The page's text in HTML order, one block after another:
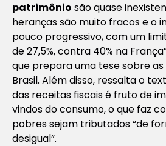
patrimônio são quase
heranças são muito fracos e o
pouco progressivo, com um
de 27,5%, contra 40% na
que prepara uma tese sobre as
Brasil. Além disso, ressalta o
das receitas fiscais é fruto de
vindos do consumo, o que faz
pobres sejam tributados “de
desigual”.